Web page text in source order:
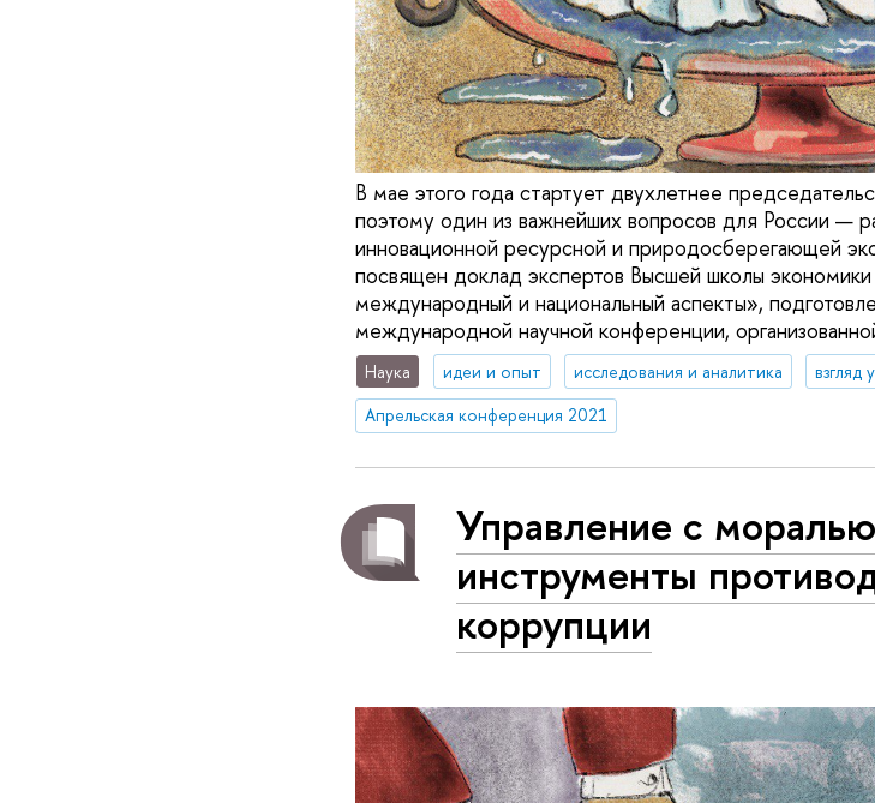
В мае этого года стартует двухлетнее
поэтому один из важнейших вопросов для России —
инновационной ресурсной и природосберегающей
посвящен доклад экспертов Высшей школы
международный и национальный аспекты»,
международной научной конференции,
Наука идеи и опыт исследования и аналитика взгляд
Апрельская конференция 2021
Управление с
инструменты
коррупции